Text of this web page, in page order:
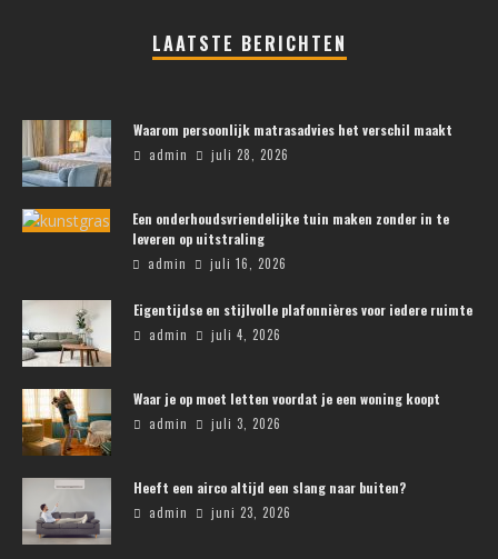
LAATSTE BERICHTEN
Waarom persoonlijk matrasadvies het verschil maakt
admin juli 28, 2026
Een onderhoudsvriendelijke tuin maken zonder in te
leveren op uitstraling
admin juli 16, 2026
Eigentijdse en stijlvolle plafonnières voor iedere ruimte
admin juli 4, 2026
Waar je op moet letten voordat je een woning koopt
admin juli 3, 2026
Heeft een airco altijd een slang naar buiten?
admin juni 23, 2026